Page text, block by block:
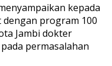
kepada
program 100
Jambi dokter
permasalahan